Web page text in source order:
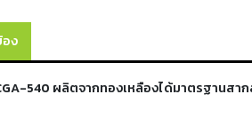
ง
540 ผลิตจากทองเหลืองได้มาตรฐานสาก